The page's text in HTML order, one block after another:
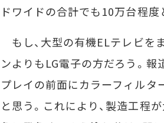
ドワイドの合計でも10万台程度
もし、大型の有機ELテレビを
ンよりもLG電子の方だろう。報
プレイの前面にカラーフィルタ
と思う。これにより、製造工程